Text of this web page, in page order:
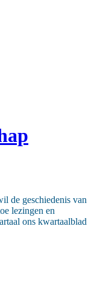
de geschiedenis van
lezingen en
ons kwartaalblad